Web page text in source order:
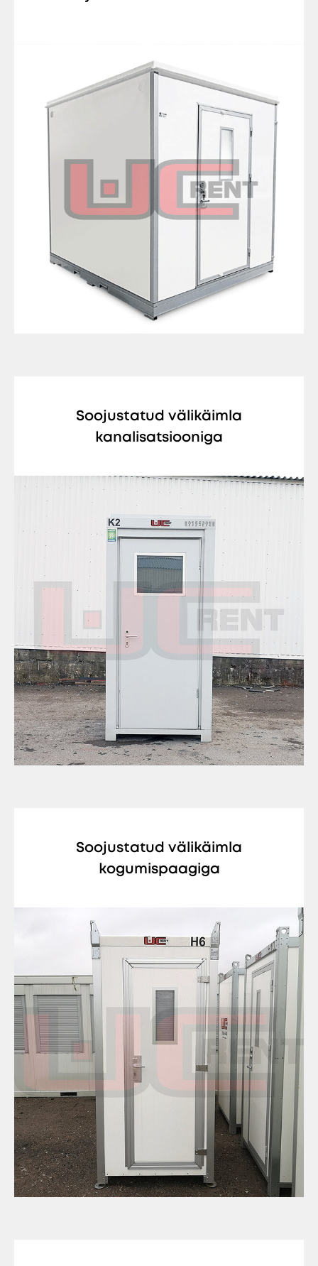
Soojustatud välikäimla
kanalisatsiooniga
Soojustatud välikäimla
kogumispaagiga